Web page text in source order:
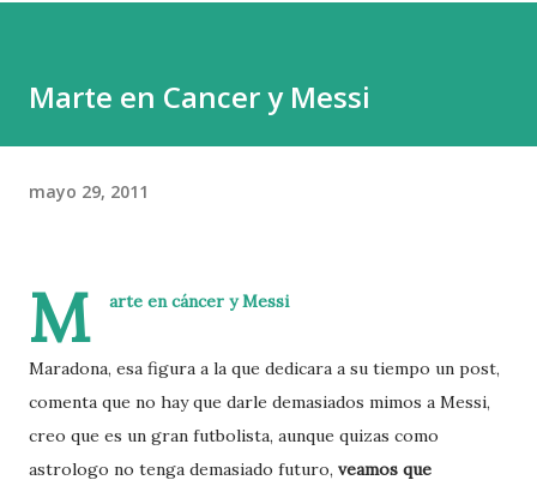
y el 0,01 % , una élite diminuta, acumula fortunas capaces
crea. El peligro proviene de la plutocracia , esa forma de
Marte en Cancer y Messi
mayo 29, 2011
M arte en cáncer y Messi
Maradona, esa figura a la que dedicara a su tiempo un post,
comenta que no hay que darle demasiados mimos a Messi,
creo que es un gran futbolista, aunque quizas como
astrologo no tenga demasiado futuro, veamos que